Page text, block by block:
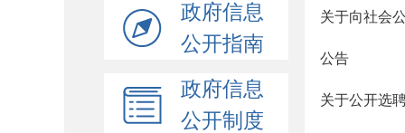
政府信息
公开指南
政府信息
公开制度
关于向社会
公告
关于公开选